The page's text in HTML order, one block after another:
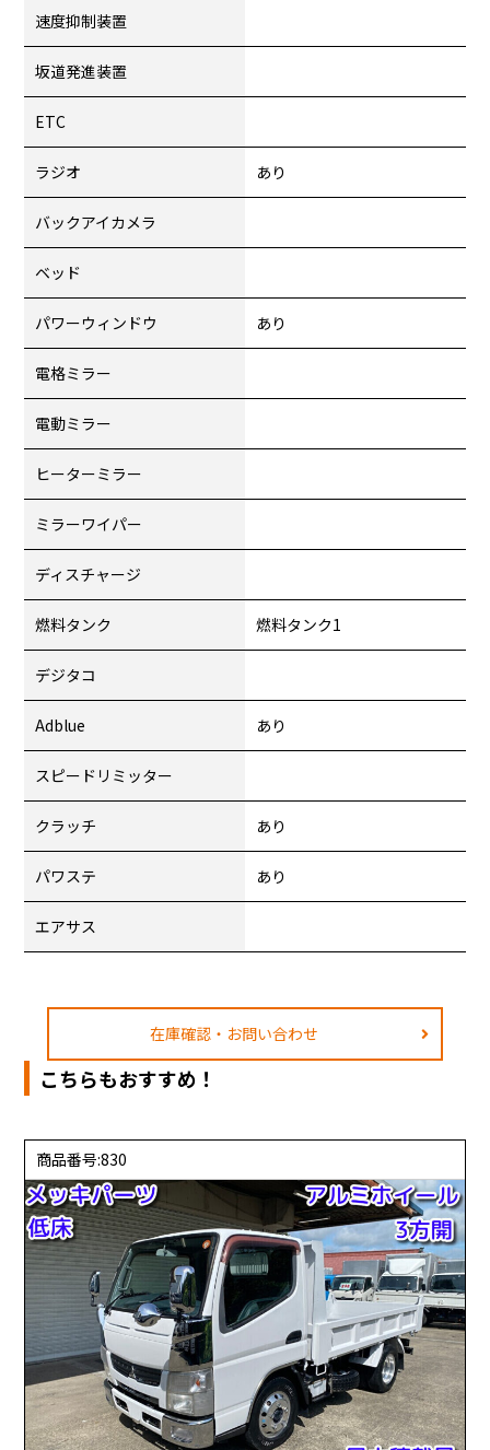
速度抑制装置
坂道発進装置
ETC
ラジオ あり
バックアイカメラ
ベッド
パワーウィンドウ あり
電格ミラー
電動ミラー
ヒーターミラー
ミラーワイパー
ディスチャージ
燃料タンク 燃料タンク1
デジタコ
Adblue あり
スピードリミッター
クラッチ あり
パワステ あり
エアサス
在庫確認・お問い合わせ
こちらもおすすめ！
商品番号:830